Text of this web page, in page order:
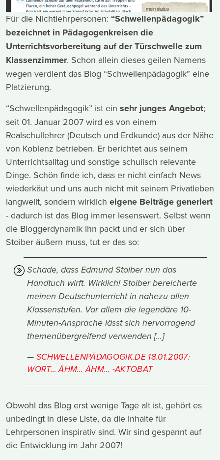
Für die Nichtlehrpersonen: “Schwellenpädagogik”
bezeichnet in Pädagogenkreisen die
Unterrichtsvorbereitung auf der Türschwelle zum
Klassenzimmer. Schon allein dieses geilen Namens
wegen verdient das Blog “Schwellenpädagogik” eine
Platzierung.
“Schwellenpädagogik” ist ein sehr junges Angebot;
seit 01. Januar 2007 wird es von einem
Realschullehrer (Deutsch und Erdkunde) aus der Nähe
von Koblenz betrieben. Er berichtet aus seinem
Unterrichtsalltag und sonstige schulisch relevante
Dinge. Schön finde ich, dass er nicht einfach News
wiederkäut und uns auch nicht mit seinem Privatleben
langweilt, sondern wirklich eigene Beiträge generiert
- dadurch ist das Blog immer lesenswert. Selbst wenn
die Bloggerdynamik ihn packt und er sich über
Stoiber äußern muss, tut er das so:
Schade, dass Edmund Stoiber nun das
Handtuch wirft. Wirklich! Stoiber bereicherte
meinen Deutschunterricht in nahezu allen
Klassenstufen. Vor allem die legendäre 10-
Minuten-Ansprache lässt sich hervorragend
themenübergreifend verwenden [...]
SCHWELLENPÄDAGOGIK.DE 18.01.2007:
WORT… ÄHM… ÄHM… -AKTOBAT
Obwohl das Blog erst wenige Tage alt ist, gehört es
unbedingt in diese Liste, da die Inhalte für
Lehrpersonen inspirativ sind. Wir sind gespannt auf
die Entwicklung im Jahr 2007!